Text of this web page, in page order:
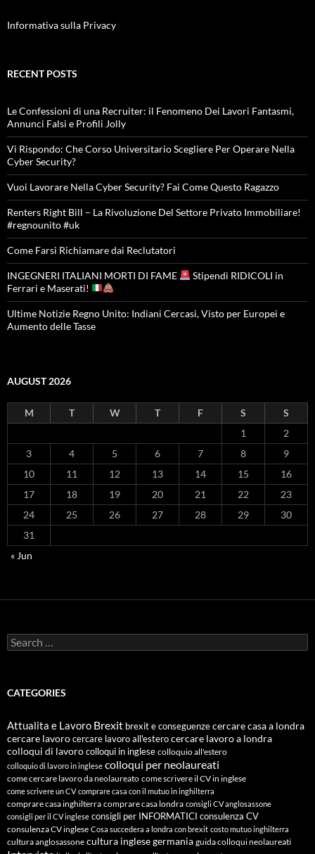
Informativa sulla Privacy
RECENT POSTS
Le Confessioni di una Recruiter: il Fenomeno Dei Lavori Fantasmi,
Annunci Falsi e Profili Jolly
Vi Rispondo: Che Corso Universitario Scegliere Per Operare Nella
Cyber Security?
Vuoi Lavorare Nella Cyber Security? Fai Come Questo Ragazzo
Renters Right Bill – La Rivoluzione Del Settore Privato Immobiliare!
#regnounito #uk
Come Farsi Richiamare dai Reclutatori
INGEGNERI ITALIANI MORTI DI FAME
Stipendi RIDICOLI in
Ferrari e Maserati!
Ultime Notizie Regno Unito: Indiani Cercasi, Visto per Europei e
Aumento delle Tasse
AUGUST 2026
M T W T F S
S
1
2
3
4 5 6 7 8
9
10
11 12 13 14 15
16
17
18 19 20 21 22
23
24
25 26 27 28 29
30
31
« Jun
Search
for:
CATEGORIES
Attualita e Lavoro Brexit brexit e conseguenzecercare casa a londra
cercare lavorocercare lavoro all'esterocercare lavoro a londra
colloqui di lavorocolloqui in inglese colloquio all'estero
colloquio di lavoro in inglese colloqui per neolaureati
come cercare lavoro da neolaureato come scrivere il CV in inglese
come scrivere un CV comprare casa con il mutuo in inghilterra
comprare casa inghilterra comprare casa londra consigli CV anglosassone
consigli per il CV inglese consigli per INFORMATICI consulenza CV
consulenza CV inglese Cosa succedera a londra con brexit costo mutuo inghilterra
cultura anglosassone cultura inglesegermania guida colloqui neolaureati